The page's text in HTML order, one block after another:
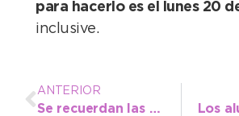
para hacerlo es el lunes 20
inclusive.
ANTERIOR
Se recuerdan las principales recomendaciones para evitar golpes de calor e incendios